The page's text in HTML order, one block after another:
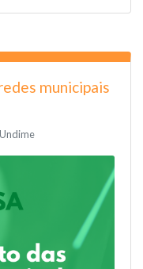
municipais